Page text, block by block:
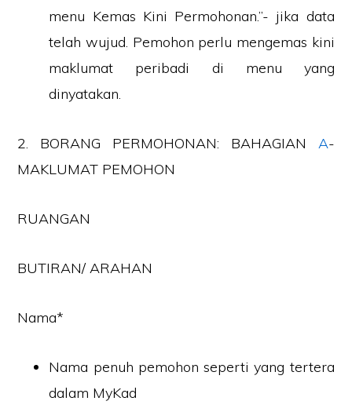
menu Kemas Kini Permohonan.”- jika data
telah wujud. Pemohon perlu mengemas kini
maklumat peribadi di menu yang
dinyatakan.
2. BORANG PERMOHONAN: BAHAGIAN A-
MAKLUMAT PEMOHON
RUANGAN
BUTIRAN/ ARAHAN
Nama*
Nama penuh pemohon seperti yang tertera
dalam MyKad